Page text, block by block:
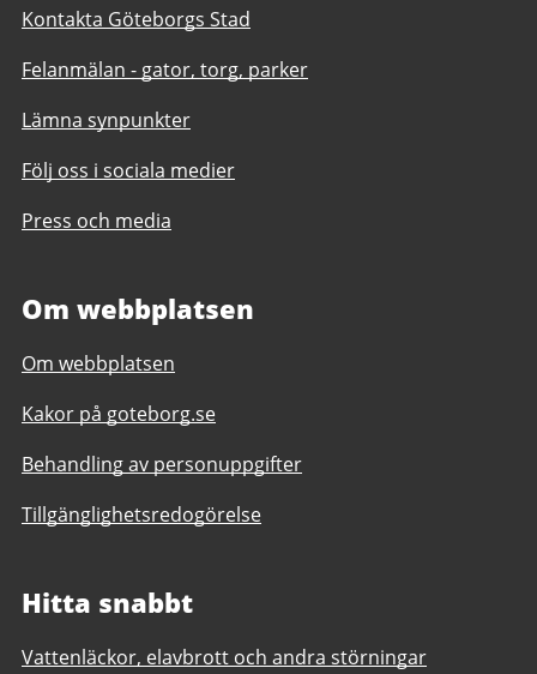
Kontakta Göteborgs Stad
Felanmälan - gator, torg, parker
Lämna synpunkter
Följ oss i sociala medier
Press och media
Om webbplatsen
Om webbplatsen
Kakor på goteborg.se
Behandling av personuppgifter
Tillgänglighetsredogörelse
Hitta snabbt
Vattenläckor, elavbrott och andra störningar